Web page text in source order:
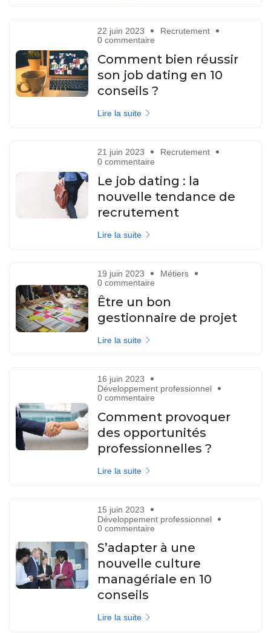
22 juin 2023
Recrutement
0 commentaire
Comment bien réussir
son job dating en 10
conseils ?
Lire la suite
21 juin 2023
Recrutement
0 commentaire
Le job dating : la
nouvelle tendance de
recrutement
Lire la suite
19 juin 2023
Métiers
0 commentaire
Être un bon
gestionnaire de projet
Lire la suite
16 juin 2023
Développement professionnel
0 commentaire
Comment provoquer
des opportunités
professionnelles ?
Lire la suite
15 juin 2023
Développement professionnel
0 commentaire
S’adapter à une
nouvelle culture
managériale en 10
conseils
Lire la suite